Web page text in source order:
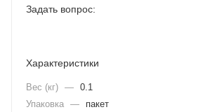
Задать вопрос:
Характеристики
Вес (кг) — 0.1
Упаковка —
пакет